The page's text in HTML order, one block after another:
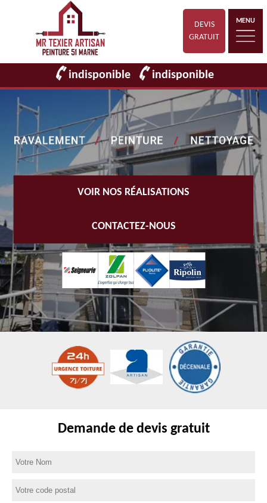
DEVIS
GRATUIT
MENU
indisponible indisponible
VOIR NOS RÉALISATIONS
CONTACTEZ-NOUS
Demande de devis gratuit